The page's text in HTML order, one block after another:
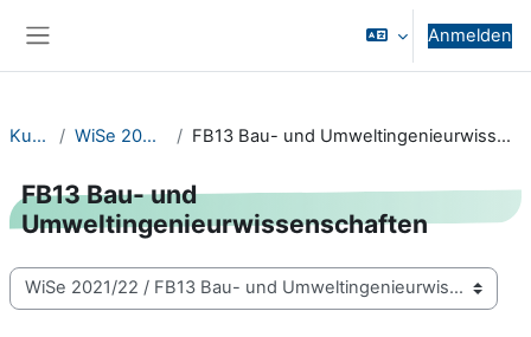
Anmelden
Kurse WiSe 2021/22 FB13 Bau- und Umweltingenieurwissenschaften
FB13 Bau- und
Umweltingenieurwissenschaften
Kursbereiche